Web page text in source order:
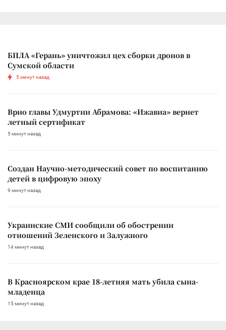
БПЛА «Герань» уничтожил цех сборки дронов в
Сумской области
5 минут назад
Врио главы Удмуртии Абрамова: «Ижавиа» вернет
летный сертификат
5 минут назад
Создан Научно-методический совет по воспитанию
детей в цифровую эпоху
9 минут назад
Украинские СМИ сообщили об обострении
отношений Зеленского и Залужного
14 минут назад
В Красноярском крае 18-летняя мать убила сына-
младенца
15 минут назад